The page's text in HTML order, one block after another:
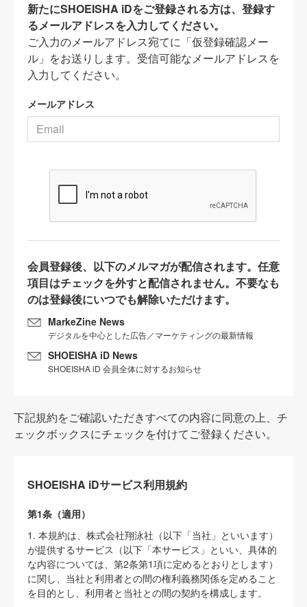
新たにSHOEISHA iDをご登録される方は、登録す
るメールアドレスを入力してください。
ご入力のメールアドレス宛てに「仮登録確認メー
ル」をお送りします。受信可能なメールアドレスを
入力してください。
メールアドレス
会員登録後、以下のメルマガが配信されます。任意
項目はチェックを外すと配信されません。不要なも
のは登録後にいつでも解除いただけます。
MarkeZine News
デジタルを中心とした広告／マーケティングの最新情報
SHOEISHA iD News
SHOEISHA iD 会員全体に対するお知らせ
下記規約をご確認いただきすべての内容に同意の上、チ
ェックボックスにチェックを付けてご登録ください。
SHOEISHA iDサービス利用規約
第1条（適用）
1. 本規約は、株式会社翔泳社（以下「当社」といいます）
が提供するサービス（以下「本サービス」といい、具体的
な内容については、第2条第1項に定めるとおりとします）
に関し、当社と利用者との間の権利義務関係を定めること
を目的とし、利用者と当社との間の契約を構成します。